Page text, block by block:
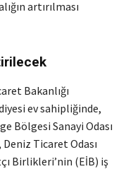
artırılması
Bakanlığı
ev sahipliğinde,
Bölgesi Sanayi Odası
Ticaret Odası
Birlikleri’nin (EİB) iş